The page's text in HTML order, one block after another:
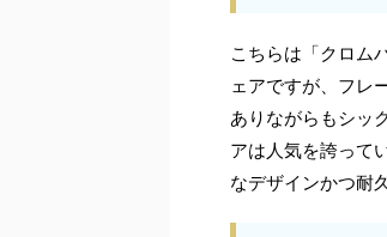
こちらは「クロム
ェアですが、フレ
ありながらもシッ
アは人気を誇って
なデザインかつ耐